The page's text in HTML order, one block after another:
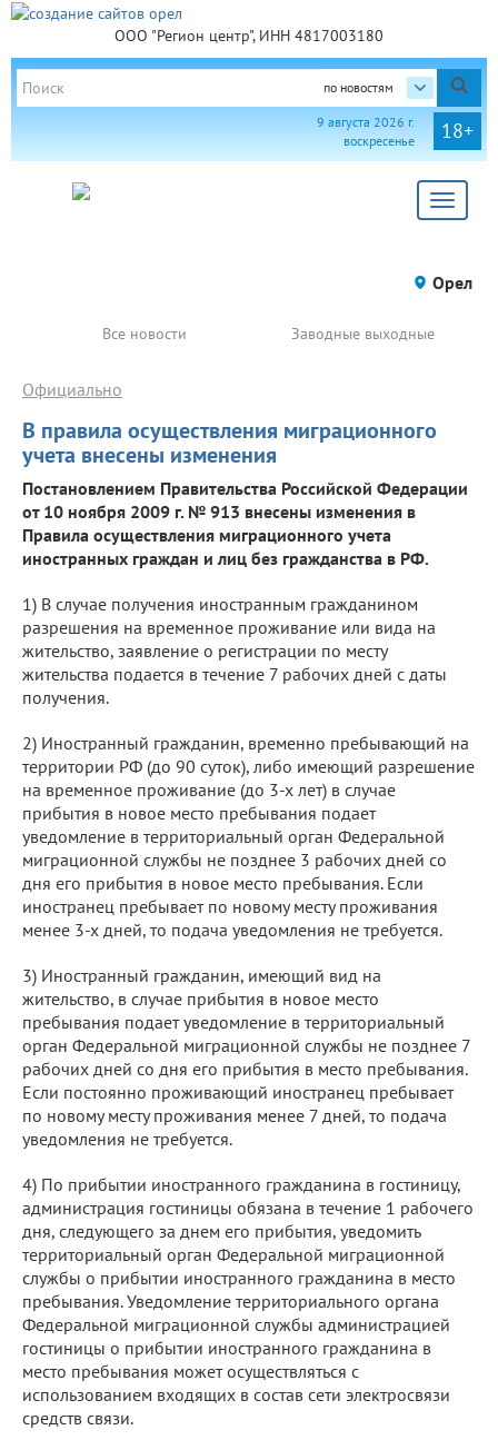
ООО "Регион центр", ИНН 4817003180
по новостям
18+
9 августа 2026 г.
воскресенье
Toggle
Орел
Все новости Заводные выходные
В правила осуществления миграционного
учета внесены изменения
Официально
Постановлением Правительства Российской Федерации
от 10 ноября 2009 г. № 913 внесены изменения в
Правила осуществления миграционного учета
иностранных граждан и лиц без гражданства в РФ.
1) В случае получения иностранным гражданином
разрешения на временное проживание или вида на
жительство, заявление о регистрации по месту
жительства подается в течение 7 рабочих дней с даты
получения.
2) Иностранный гражданин, временно пребывающий на
территории РФ (до 90 суток), либо имеющий разрешение
на временное проживание (до 3-х лет) в случае
прибытия в новое место пребывания подает
уведомление в территориальный орган Федеральной
миграционной службы не позднее 3 рабочих дней со
дня его прибытия в новое место пребывания. Если
иностранец пребывает по новому месту проживания
менее 3-х дней, то подача уведомления не требуется.
3) Иностранный гражданин, имеющий вид на
жительство, в случае прибытия в новое место
пребывания подает уведомление в территориальный
орган Федеральной миграционной службы не позднее 7
рабочих дней со дня его прибытия в место пребывания.
Если постоянно проживающий иностранец пребывает
по новому месту проживания менее 7 дней, то подача
уведомления не требуется.
4) По прибытии иностранного гражданина в гостиницу,
администрация гостиницы обязана в течение 1 рабочего
дня, следующего за днем его прибытия, уведомить
территориальный орган Федеральной миграционной
службы о прибытии иностранного гражданина в место
пребывания. Уведомление территориального органа
Федеральной миграционной службы администрацией
гостиницы о прибытии иностранного гражданина в
место пребывания может осуществляться с
использованием входящих в состав сети электросвязи
средств связи.